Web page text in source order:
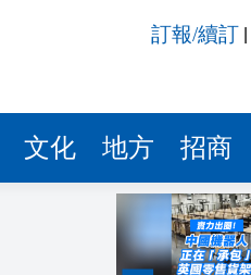
訂報/續訂
文化 地方 招商